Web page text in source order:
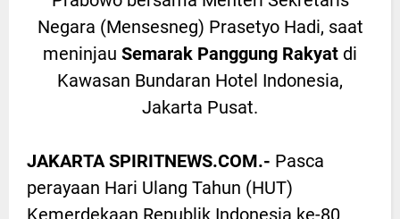
Negara (Mensesneg) Prasetyo Hadi, saat
meninjau Semarak Panggung Rakyat di
Kawasan Bundaran Hotel Indonesia,
Jakarta Pusat.
JAKARTA SPIRITNEWS.COM.- Pasca
perayaan Hari Ulang Tahun (HUT)
Kemerdekaan Republik Indonesia ke-80